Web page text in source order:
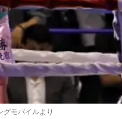
グモバイルより